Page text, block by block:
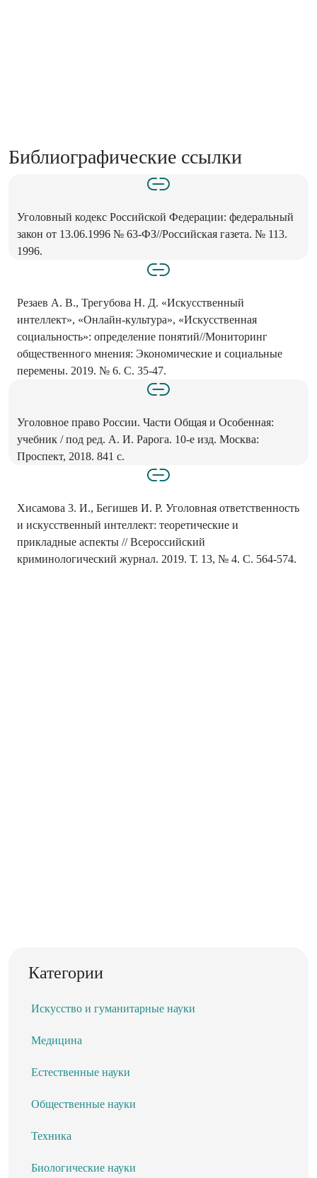
Библиографические ссылки
Уголовный кодекс Российской Федерации: федеральный
закон от 13.06.1996 № 63-ФЗ//Российская газета. № 113.
1996.
Резаев А. В., Трегубова Н. Д. «Искусственный
интеллект», «Онлайн-культура», «Искусственная
социальность»: определение понятий//Мониторинг
общественного мнения: Экономические и социальные
перемены. 2019. № 6. С. 35-47.
Уголовное право России. Части Общая и Особенная:
учебник / под ред. А. И. Рарога. 10-е изд. Москва:
Проспект, 2018. 841 с.
Хисамова 3. И., Бегишев И. Р. Уголовная ответственность
и искусственный интеллект: теоретические и
прикладные аспекты // Всероссийский
криминологический журнал. 2019. Т. 13, № 4. С. 564-574.
Категории
Искусство и гуманитарные науки
Медицина
Естественные науки
Общественные науки
Техника
Биологические науки